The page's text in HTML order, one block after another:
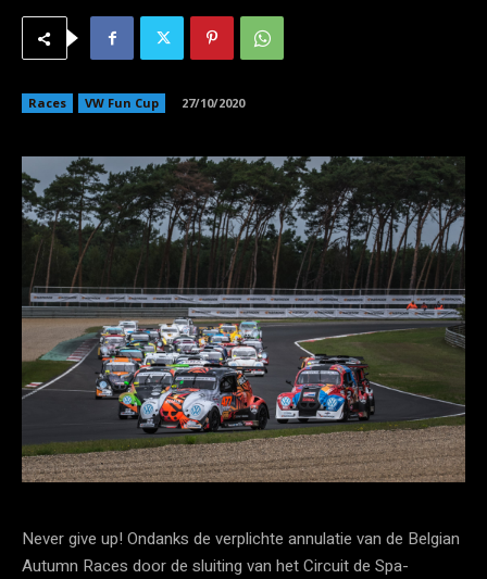
Races VW Fun Cup 27/10/2020
Never give up! Ondanks de verplichte annulatie van de Belgian
Autumn Races door de sluiting van het Circuit de Spa-